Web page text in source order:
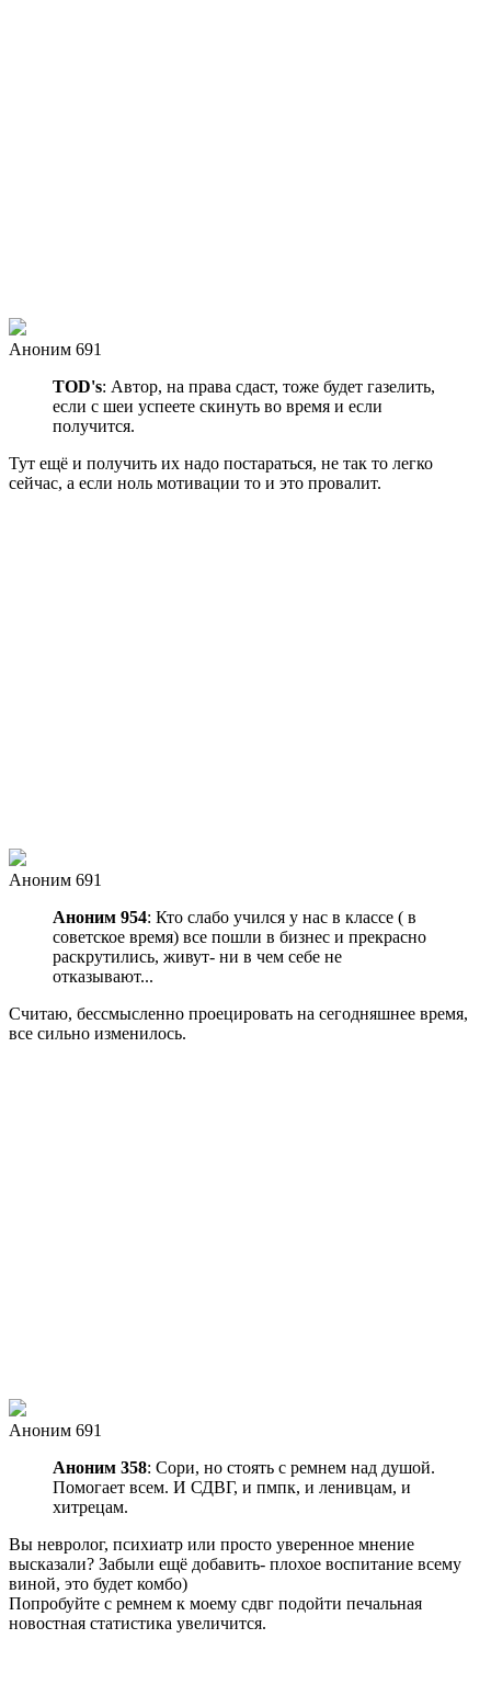
Аноним 691
TOD's: Автор, на права сдаст, тоже будет газелить,
если с шеи успеете скинуть во время и если
получится.
Тут ещё и получить их надо постараться, не так то легко
сейчас, а если ноль мотивации то и это провалит.
Аноним 691
Аноним 954: Кто слабо учился у нас в классе ( в
советское время) все пошли в бизнес и прекрасно
раскрутились, живут- ни в чем себе не
отказывают...
Считаю, бессмысленно проецировать на сегодняшнее время,
все сильно изменилось.
Аноним 691
Аноним 358: Сори, но стоять с ремнем над душой.
Помогает всем. И СДВГ, и пмпк, и ленивцам, и
хитрецам.
Вы невролог, психиатр или просто уверенное мнение
высказали? Забыли ещё добавить- плохое воспитание всему
виной, это будет комбо)
Попробуйте с ремнем к моему сдвг подойти печальная
новостная статистика увеличится.